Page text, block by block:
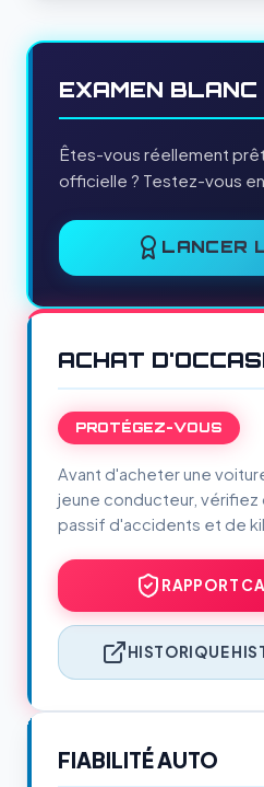
EXAMEN BLANC
Êtes-vous réellement
officielle ? Testez-vous
LANCER
ACHAT
PROTÉGEZ-VOUS
Avant d'acheter une
jeune conducteur,
passif d'accidents et de
RAPPORT
HISTORIQUE
FIABILITÉ AUTO